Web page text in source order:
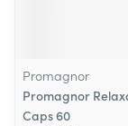
Promagnor
Promagnor
Caps 60